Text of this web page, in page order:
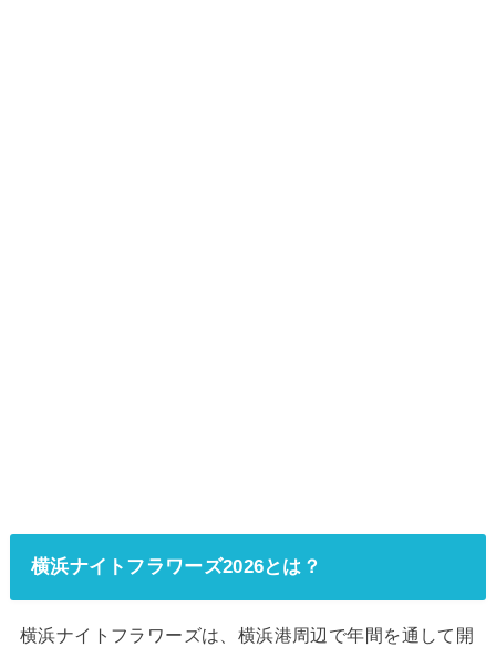
横浜ナイトフラワーズ2026とは？
横浜ナイトフラワーズは、横浜港周辺で年間を通して開